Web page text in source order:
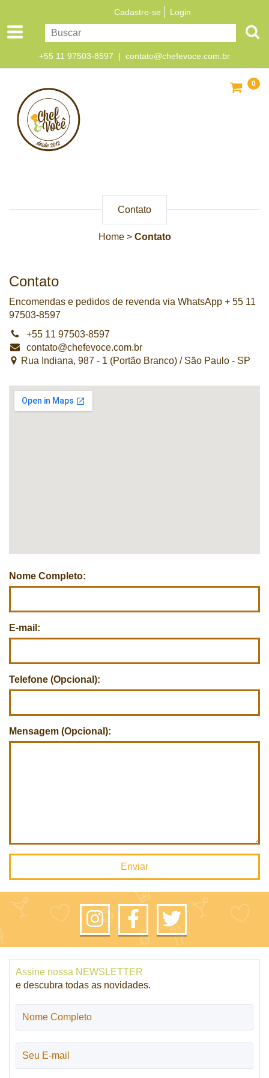
Cadastre-se Login
+55 11 97503-8597 | contato@chefevoce.com.br
0
Contato
Home > Contato
Contato
Encomendas e pedidos de revenda via WhatsApp + 55 11
97503-8597
+55 11 97503-8597
contato@chefevoce.com.br
Rua Indiana, 987 - 1 (Portão Branco) / São Paulo - SP
Nome Completo:
E-mail:
Telefone (Opcional):
Mensagem (Opcional):
Enviar
Assine nossa NEWSLETTER
e descubra todas as novidades.